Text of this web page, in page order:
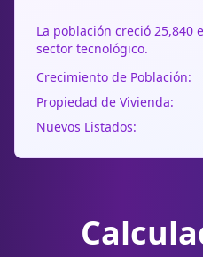
La población creció
sector tecnológico.
Crecimiento de Población:
Propiedad de Vivienda:
Nuevos Listados: